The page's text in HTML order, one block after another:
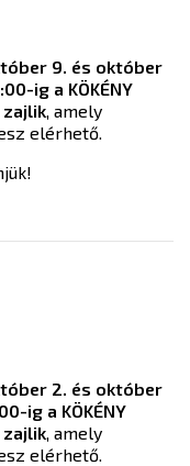
9. és október
ig a KÖKÉNY
, amely
elérhető.
2. és október
ig a KÖKÉNY
, amely
elérhető.